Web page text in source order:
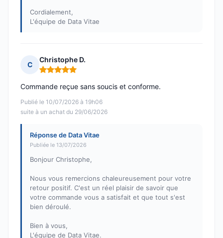
Cordialement,
L'équipe de Data Vitae
C
Christophe D.
Note : 5 sur 5
Publié le 10/07/2026 à 19h06
suite à un achat du 29/06/2026
Commande reçue sans soucis et conforme.
Réponse de Data Vitae
Publiée le 13/07/2026
Bonjour Christophe,
Nous vous remercions chaleureusement pour votre
retour positif. C'est un réel plaisir de savoir que
votre commande vous a satisfait et que tout s'est
bien déroulé.
Bien à vous,
L'équipe de Data Vitae.